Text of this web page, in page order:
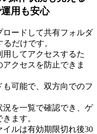
用も安心
ードして共有フォルダ
だけです。
してアクセスするた
クセスを防止できま
可能で、双方向でのフ
を一覧で確認でき、ゲ
ます。
ルは有効期限切れ後30